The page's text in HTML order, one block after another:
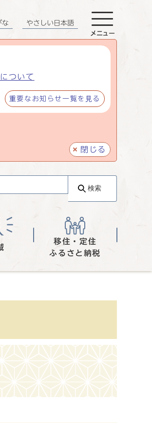
ついて
重要なお知らせ一覧を見る
閉じる
な やさしい日本語
メニュー
検索
移住・定住
ふるさと納税